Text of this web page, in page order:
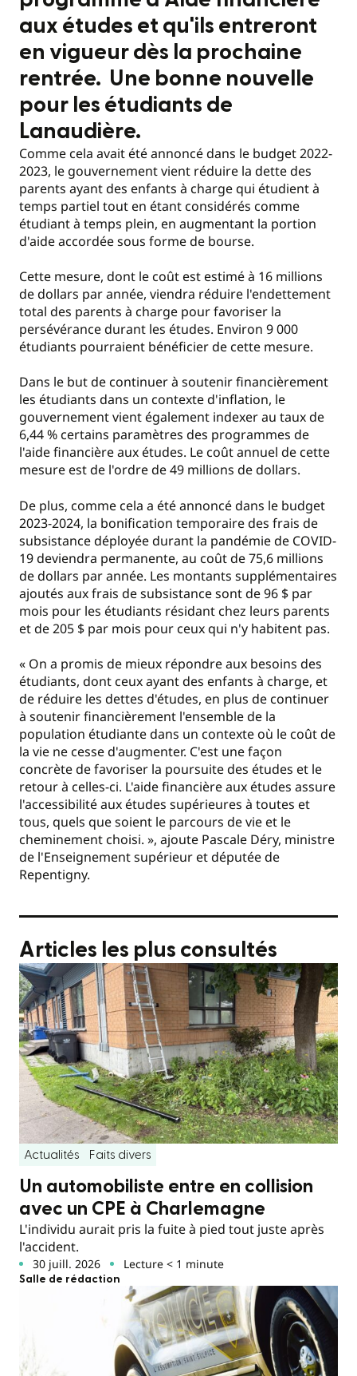
aux études et qu'ils entreront
en vigueur dès la prochaine
rentrée. Une bonne nouvelle
pour les étudiants de
Lanaudière.
Comme cela avait été annoncé dans le budget 2022-
2023, le gouvernement vient réduire la dette des
parents ayant des enfants à charge qui étudient à
temps partiel tout en étant considérés comme
étudiant à temps plein, en augmentant la portion
d'aide accordée sous forme de bourse.
Cette mesure, dont le coût est estimé à 16 millions
de dollars par année, viendra réduire l'endettement
total des parents à charge pour favoriser la
persévérance durant les études. Environ 9 000
étudiants pourraient bénéficier de cette mesure.
Dans le but de continuer à soutenir financièrement
les étudiants dans un contexte d'inflation, le
gouvernement vient également indexer au taux de
6,44 % certains paramètres des programmes de
l'aide financière aux études. Le coût annuel de cette
mesure est de l'ordre de 49 millions de dollars.
De plus, comme cela a été annoncé dans le budget
2023-2024, la bonification temporaire des frais de
subsistance déployée durant la pandémie de COVID-
19 deviendra permanente, au coût de 75,6 millions
de dollars par année. Les montants supplémentaires
ajoutés aux frais de subsistance sont de 96 $ par
mois pour les étudiants résidant chez leurs parents
et de 205 $ par mois pour ceux qui n'y habitent pas.
« On a promis de mieux répondre aux besoins des
étudiants, dont ceux ayant des enfants à charge, et
de réduire les dettes d'études, en plus de continuer
à soutenir financièrement l'ensemble de la
population étudiante dans un contexte où le coût de
la vie ne cesse d'augmenter. C'est une façon
concrète de favoriser la poursuite des études et le
retour à celles-ci. L'aide financière aux études assure
l'accessibilité aux études supérieures à toutes et
tous, quels que soient le parcours de vie et le
cheminement choisi. », ajoute Pascale Déry, ministre
de l'Enseignement supérieur et députée de
Repentigny.
Articles les plus consultés
Actualités Faits divers
Un automobiliste entre en collision
avec un CPE à Charlemagne
L'individu aurait pris la fuite à pied tout juste après
l'accident.
30 juill. 2026 Lecture < 1 minute
Salle de rédaction